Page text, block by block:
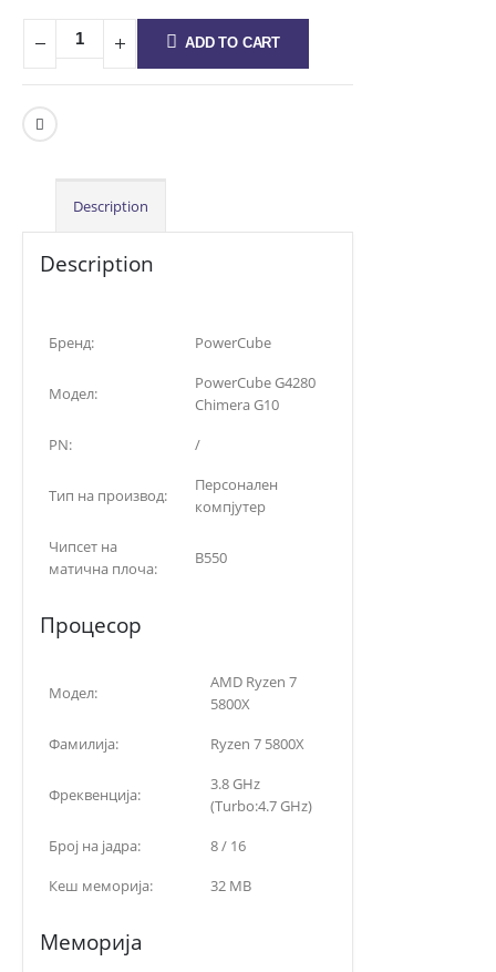
ADD TO CART
Description
Description
Бренд: PowerCube
Модел:
PowerCube G4280
Chimera G10
PN:
/
Тип на производ:
Персонален
компјутер
Чипсет на
матична плоча:
B550
Процесор
Модел:
AMD Ryzen 7
5800X
Фамилија:
Ryzen 7 5800X
Фреквенција:
3.8 GHz
(Turbo:4.7 GHz)
Број на јадра:
8 / 16
Кеш меморија:
32 MB
Меморија